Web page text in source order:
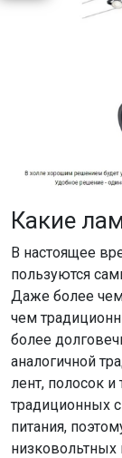
Какие
В настоящее
пользуются
Даже более
чем
более
аналогичной
лент, полосок и
традиционных
питания,